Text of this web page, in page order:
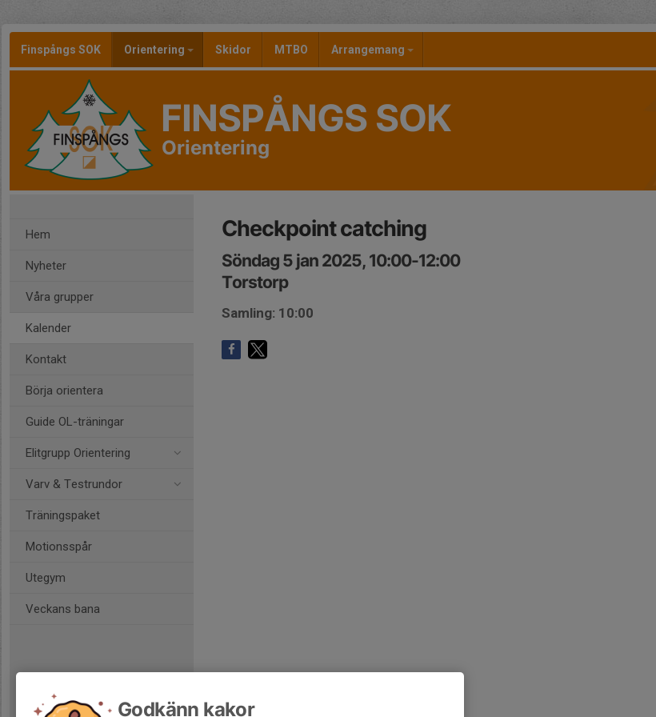
Finspångs SOK Orientering Skidor MTBO Arrangemang
FINSPÅNGS SOK
Orientering
Hem
Nyheter
Våra grupper
Kalender
Kontakt
Börja orientera
Guide OL-träningar
Elitgrupp Orientering
Varv & Testrundor
Träningspaket
Motionsspår
Utegym
Veckans bana
Checkpoint catching
Söndag 5 jan 2025, 10:00-12:00
Torstorp
Samling: 10:00
Godkänn kakor